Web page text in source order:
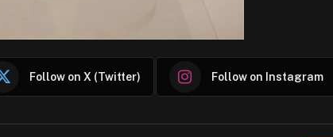
Follow on X (Twitter) Follow on Instagram